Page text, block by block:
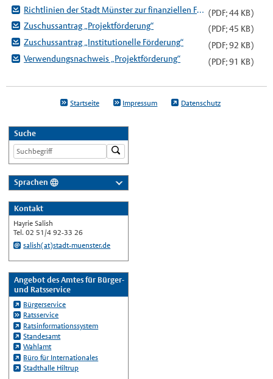
Richtlinien der Stadt Münster zur finanziellen Förderung kommunaler Entwicklungszusammenarbeit (PDF; 44 KB)
Zuschussantrag „Projektförderung“
(PDF; 45 KB)
Zuschussantrag „Institutionelle Förderung“
(PDF; 92 KB)
Verwendungsnachweis „Projektförderung“
(PDF; 91 KB)
Startseite Impressum Datenschutz
Suche
Sprachen
Nederlands
English
Українська
اللغة العربية
Français
Español
Polski
Русский
中文
Kontakt
Hayrie Salish
Tel. 02 51/4 92-33 26
salish(at)stadt-muenster.de
Angebot des Amtes für Bürger-
und Ratsservice
Bürgerservice
Ratsservice
Ratsinformationssystem
Standesamt
Wahlamt
Büro für Internationales
Stadthalle Hiltrup